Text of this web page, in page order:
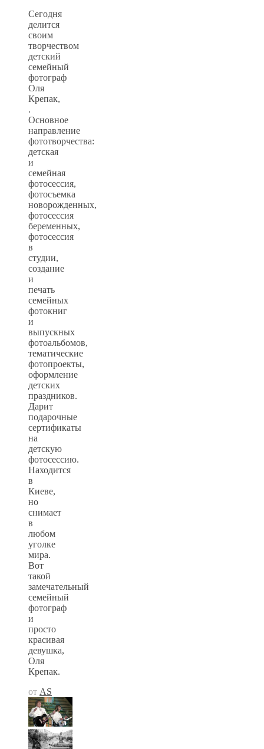
Сегодня
делится
своим
творчеством
детский
семейный
фотограф
Оля
Крепак,
.
Основное
направление
фототворчества:
детская
и
семейная
фотосессия,
фотосъемка
новорожденных,
фотосессия
беременных,
фотосессия
в
студии,
создание
и
печать
семейных
фотокниг
и
выпускных
фотоальбомов,
тематические
фотопроекты,
оформление
детских
праздников.
Дарит
подарочные
сертификаты
на
детскую
фотосессию.
Находится
в
Киеве,
но
снимает
в
любом
уголке
мира.
Вот
такой
замечательный
семейный
фотограф
и
просто
красивая
девушка,
Оля
Крепак.
от AS